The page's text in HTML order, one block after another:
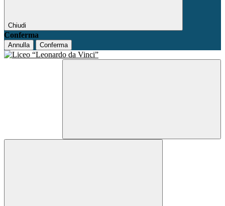
Chiudi
Conferma
Annulla Conferma